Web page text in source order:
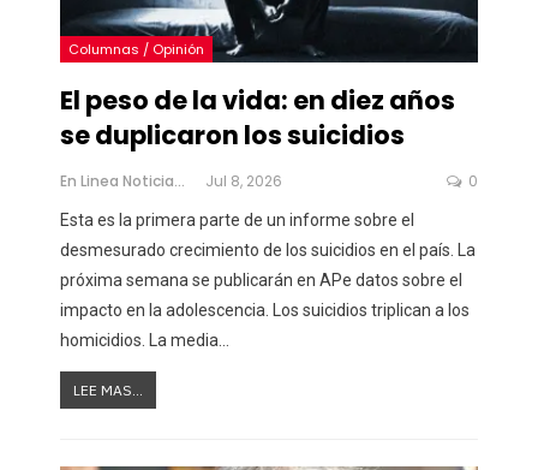
Columnas / Opinión
El peso de la vida: en diez años
se duplicaron los suicidios
En Linea Noticias Jul 8, 2026 0
Esta es la primera parte de un informe sobre el
desmesurado crecimiento de los suicidios en el país. La
próxima semana se publicarán en APe datos sobre el
impacto en la adolescencia. Los suicidios triplican a los
homicidios. La media
LEE MAS...